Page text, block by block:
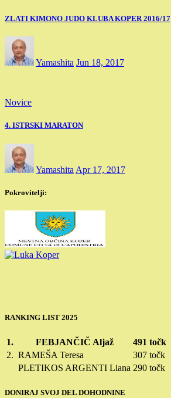
ZLATI KIMONO JUDO KLUBA KOPER 2016/17
Yamashita Jun 18, 2017
Novice
4. ISTRSKI MARATON
Yamashita Apr 17, 2017
Pokrovitelji:
RANKING LIST 2025
1. FEBJANČIČ Aljaž
491 točk
2. RAMEŠA Teresa
307 točk
PLETIKOS ARGENTI Liana 290 točk
DONIRAJ SVOJ DEL DOHODNINE